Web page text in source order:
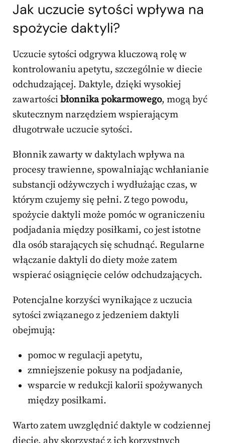
Jak uczucie sytości wpływa na
spożycie daktyli?
Uczucie sytości odgrywa kluczową rolę w
kontrolowaniu apetytu, szczególnie w diecie
odchudzającej. Daktyle, dzięki wysokiej
zawartości błonnika pokarmowego, mogą być
skutecznym narzędziem wspierającym
długotrwałe uczucie sytości.
Błonnik zawarty w daktylach wpływa na
procesy trawienne, spowalniając wchłanianie
substancji odżywczych i wydłużając czas, w
którym czujemy się pełni. Z tego powodu,
spożycie daktyli może pomóc w ograniczeniu
podjadania między posiłkami, co jest istotne
dla osób starających się schudnąć. Regularne
włączanie daktyli do diety może zatem
wspierać osiągnięcie celów odchudzających.
Potencjalne korzyści wynikające z uczucia
sytości związanego z jedzeniem daktyli
obejmują:
pomoc w regulacji apetytu,
zmniejszenie pokusy na podjadanie,
wsparcie w redukcji kalorii spożywanych
między posiłkami.
Warto zatem uwzględnić daktyle w codziennej